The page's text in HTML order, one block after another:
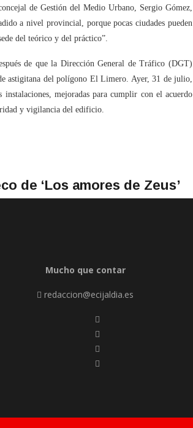
de Gestión del Medio Urbano, Sergio Gómez,
a nivel provincial, porque pocas ciudades pueden
del teórico y del práctico”.
de que la Dirección General de Tráfico (DGT)
astigitana del polígono El Limero. Ayer, 31 de julio,
mejoradas para cumplir con el acuerdo
y vigilancia del edificio.
de ‘Los amores de Zeus’
Mucho que contar
redaccion@ecijaldia.es